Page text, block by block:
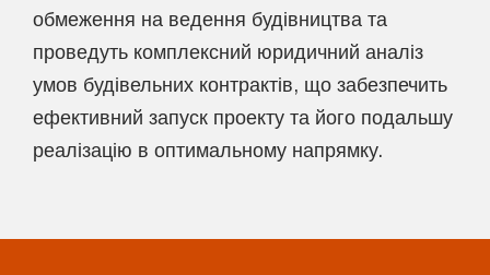
обмеження на ведення будівництва та
проведуть комплексний юридичний аналіз
умов будівельних контрактів, що забезпечить
ефективний запуск проекту та його подальшу
реалізацію в оптимальному напрямку.